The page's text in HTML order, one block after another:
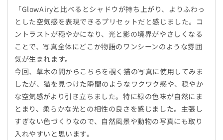
「GlowAiryと比べるとシャドウが持ち上がり、よりふわっ
とした空気感を表現できるプリセットだと感じました。コ
ントラストが穏やかになり、光と影の境界がやさしくなる
ことで、写真全体にどこか物語のワンシーンのような雰囲
気が生まれます。
今回、草木の間からこちらを覗く猫の写真に使用してみま
したが、猫を見つけた瞬間のようなワクワク感や、穏やか
な空気感がより引き立ちました。特に緑の色味が自然にま
とまり、柔らかな光との相性の良さを感じました。主張し
すぎない色づくりなので、自然風景や動物の写真にも取り
入れやすいと思います。